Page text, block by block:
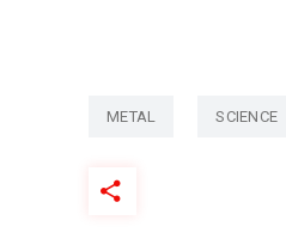
METAL SCIENCE